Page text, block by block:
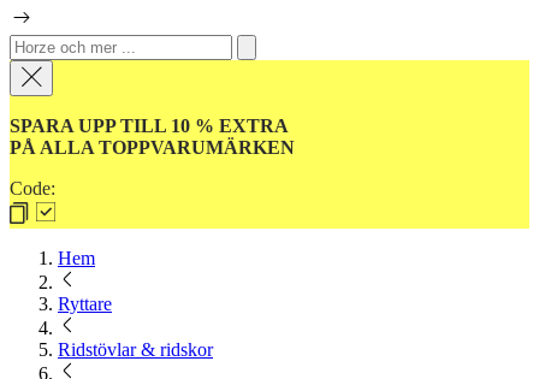
SPARA UPP TILL 10 % EXTRA
PÅ ALLA TOPPVARUMÄRKEN
Code:
Hem
Ryttare
Ridstövlar & ridskor